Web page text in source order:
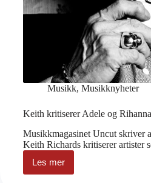
Musikk, Musikknyheter
Keith kritiserer Adele og Rihanna
Musikkmagasinet Uncut skriver
Keith Richards kritiserer artister
Les mer
Keith
kritiserer